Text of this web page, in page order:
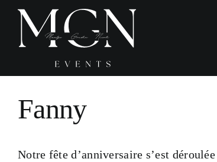
Passer
contenu
Fanny
Notre fête d’anniversaire s’est